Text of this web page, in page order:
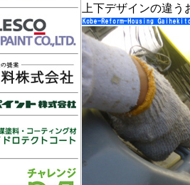
上下デザインの違